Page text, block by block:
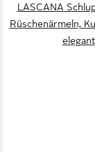
LASCANA
Rüschenärmeln,
elegant